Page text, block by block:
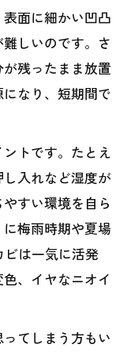
面に細かい凹凸
しいのです。さ
残ったまま放置
なり、短期間で
トです。たとえ
入れなど湿度が
すい環境を自ら
梅雨時期や夏場
は一気に活発
、イヤなニオイ
ってしまう方もい